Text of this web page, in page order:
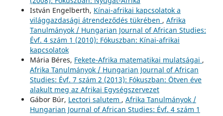
István Engelberth, Kínai-afrikai kapcsolatok a
világgazdasági átrendeződés tükrében , Afrika
Tanulmányok / Hungarian Journal of African Studies:
Évf. 4 szám 1 (2010): Fókuszban: Kínai-afrikai
kapcsolatok
Mária Béres, Fekete-Afrika matematikai mulatságai ,
Afrika Tanulmányok / Hungarian Journal of African
Studies: Évf. 7 szám 2 (2013): Fókuszban: Ötven éve
alakult meg az Afrikai Egységszervezet
Gábor Búr, Lectori salutem , Afrika Tanulmányok /
Hungarian Journal of African Studies: Évf. 4 szám 1